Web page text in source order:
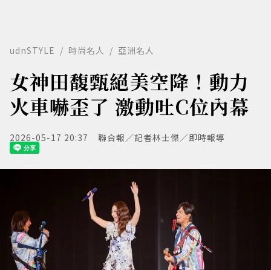
udnSTYLE 時尚名人 亞洲名人
女神田馥甄絕美空降！動力
火車嚇歪了 激動吐C位內幕
2026-05-17 20:37 聯合報／記者林士傑／即時報導